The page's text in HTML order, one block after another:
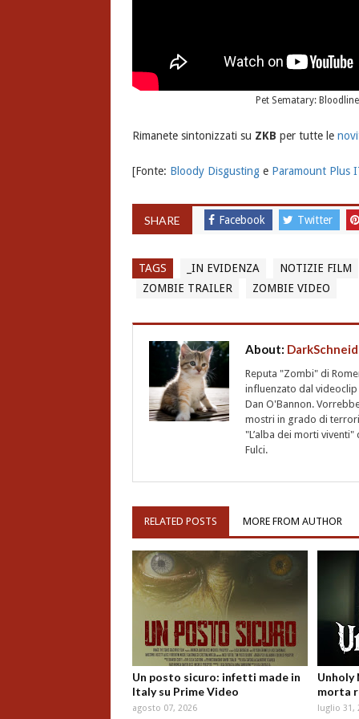
Pet Sematary:
Rimanete sintonizzati su ZKB per tutte le
[Fonte: Bloody Disgustinge Paramount Plus
SHARE Facebook Twitter
TAGS _IN EVIDENZA NOTIZIE FILM
ZOMBIE TRAILER
ZOMBIE VIDEO
About:
Reputa "Zombi" di
influenzato dal
Dan O'Bannon.
mostri in grado di
"L’alba dei morti
Fulci.
RELATED POSTS MORE FROM AUTHOR
Un posto sicuro: infetti made in
Italy su Prime Video
agosto 07, 2026
Unholy
morta
luglio 31,